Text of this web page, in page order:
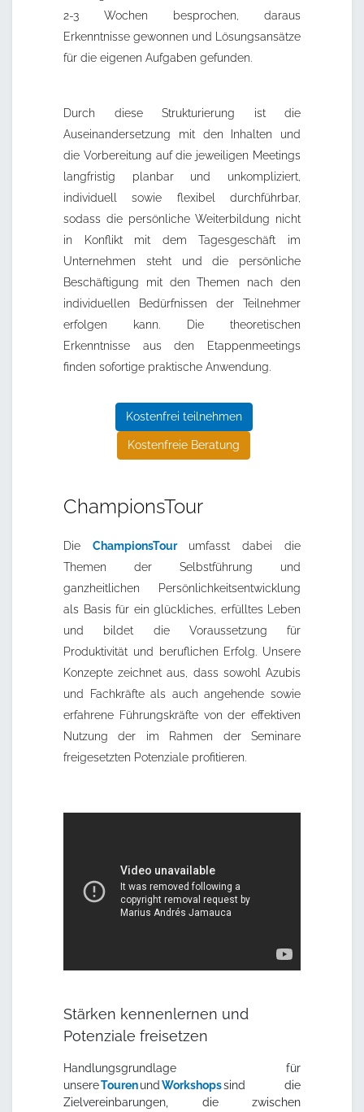
2-3 Wochen besprochen, daraus
Erkenntnisse gewonnen und Lösungsansätze
für die eigenen Aufgaben gefunden.
Durch diese Strukturierung ist die
Auseinandersetzung mit den Inhalten und
die Vorbereitung auf die jeweiligen Meetings
langfristig planbar und unkompliziert,
individuell sowie flexibel durchführbar,
sodass die persönliche Weiterbildung nicht
in Konflikt mit dem Tagesgeschäft im
Unternehmen steht und die persönliche
Beschäftigung mit den Themen nach den
individuellen Bedürfnissen der Teilnehmer
erfolgen kann. Die theoretischen
Erkenntnisse aus den Etappenmeetings
finden sofortige praktische Anwendung.
Kostenfrei teilnehmen
Kostenfreie Beratung
ChampionsTour
Die ChampionsTour umfasst dabei die
Themen der Selbstführung und
ganzheitlichen Persönlichkeitsentwicklung
als Basis für ein glückliches, erfülltes Leben
und bildet die Voraussetzung für
Produktivität und beruflichen Erfolg. Unsere
Konzepte zeichnet aus, dass sowohl Azubis
und Fachkräfte als auch angehende sowie
erfahrene Führungskräfte von der effektiven
Nutzung der im Rahmen der Seminare
freigesetzten Potenziale profitieren.
Stärken kennenlernen und
Potenziale freisetzen
Handlungsgrundlage für
unsereTourenundWorkshopssind die
Zielvereinbarungen, die zwischen